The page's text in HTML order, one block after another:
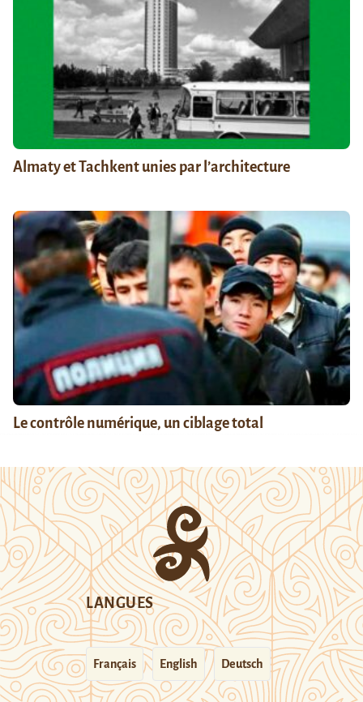
Almaty et Tachkent unies par l’architecture
Le contrôle numérique, un ciblage total
LANGUES
Français English Deutsch